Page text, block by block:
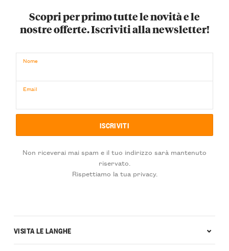
Scopri per primo tutte le novità e le
nostre offerte. Iscriviti alla newsletter!
Nome
Email
Non riceverai mai spam e il tuo indirizzo sarà mantenuto
riservato.
Rispettiamo la tua privacy.
VISITA LE LANGHE